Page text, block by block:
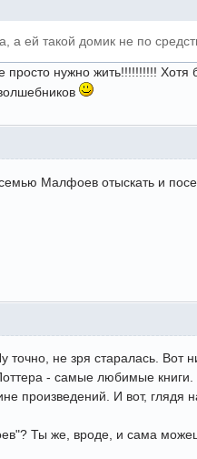
а ей такой домик не по
просто нужно жить!!!!!!!!!!
Малфоев отыскать и
точно, не зря старалась. Вот
- самые любимые книги.
произведений. И вот, глядя
Ты же, вроде, и сама